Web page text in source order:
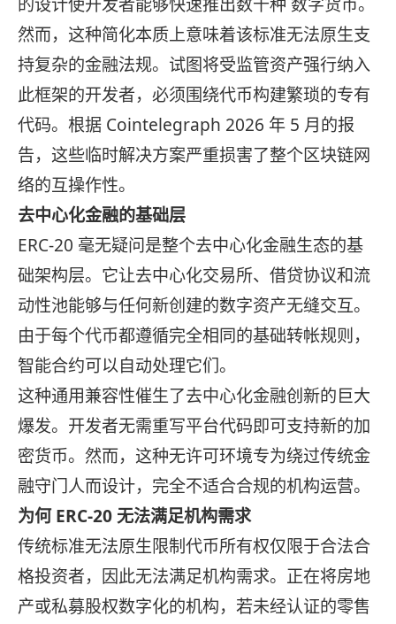
然而，这种简化本质上意味着该标准无法原生支
持复杂的金融法规。试图将受监管资产强行纳入
此框架的开发者，必须围绕代币构建繁琐的专有
代码。根据 Cointelegraph 2026 年 5 月的报
告，这些临时解决方案严重损害了整个区块链网
络的互操作性。
去中心化金融的基础层
ERC-20 毫无疑问是整个去中心化金融生态的基
础架构层。它让去中心化交易所、借贷协议和流
动性池能够与任何新创建的数字资产无缝交互。
由于每个代币都遵循完全相同的基础转帐规则，
智能合约可以自动处理它们。
这种通用兼容性催生了去中心化金融创新的巨大
爆发。开发者无需重写平台代码即可支持新的加
密货币。然而，这种无许可环境专为绕过传统金
融守门人而设计，完全不适合合规的机构运营。
为何 ERC-20 无法满足机构需求
传统标准无法原生限制代币所有权仅限于合法合
格投资者，因此无法满足机构需求。正在将房地
产或私募股权数字化的机构，若未经认证的零售